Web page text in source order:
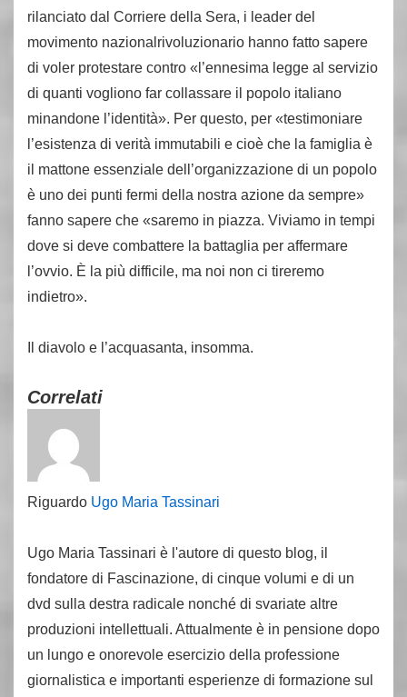
rilanciato dal Corriere della Sera, i leader del
movimento nazionalrivoluzionario hanno fatto sapere
di voler protestare contro «l’ennesima legge al servizio
di quanti vogliono far collassare il popolo italiano
minandone l’identità». Per questo, per «testimoniare
l’esistenza di verità immutabili e cioè che la famiglia è
il mattone essenziale dell’organizzazione di un popolo
è uno dei punti fermi della nostra azione da sempre»
fanno sapere che «saremo in piazza. Viviamo in tempi
dove si deve combattere la battaglia per affermare
l’ovvio. È la più difficile, ma noi non ci tireremo
indietro».
Il diavolo e l’acquasanta, insomma.
Correlati
Riguardo Ugo Maria Tassinari
Ugo Maria Tassinari è l'autore di questo blog, il
fondatore di Fascinazione, di cinque volumi e di un
dvd sulla destra radicale nonché di svariate altre
produzioni intellettuali. Attualmente è in pensione dopo
un lungo e onorevole esercizio della professione
giornalistica e importanti esperienze di formazione sul